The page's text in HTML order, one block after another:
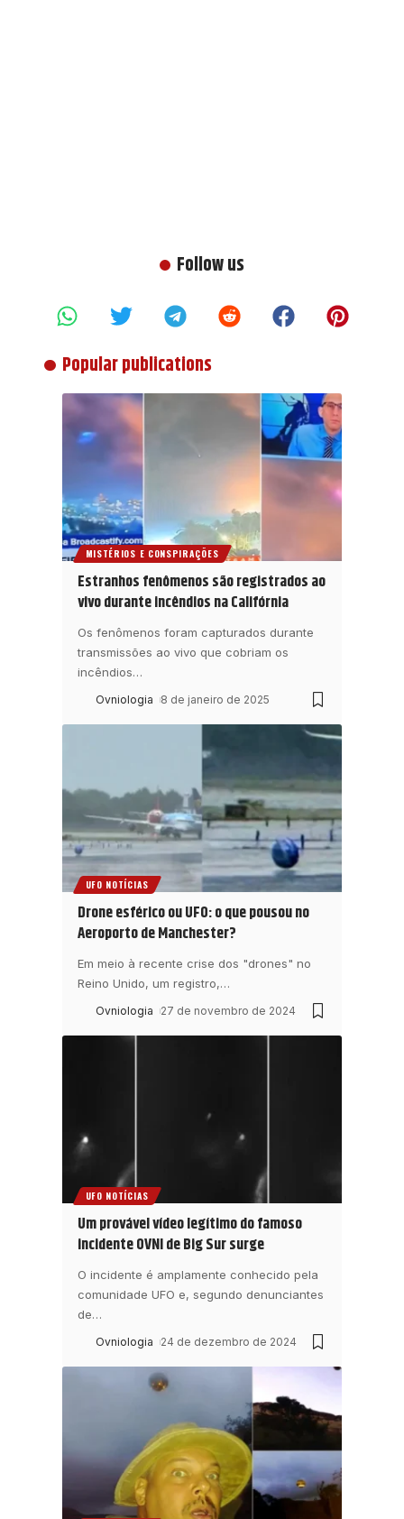
Follow us
Popular publications
MISTÉRIOS E CONSPIRAÇÕES
Estranhos fenômenos são registrados ao
vivo durante incêndios na Califórnia
Os fenômenos foram capturados durante
transmissões ao vivo que cobriam os
incêndios…
Ovniologia 8 de janeiro de 2025
UFO NOTÍCIAS
Drone esférico ou UFO: o que pousou no
Aeroporto de Manchester?
Em meio à recente crise dos "drones" no
Reino Unido, um registro,…
Ovniologia 27 de novembro de 2024
UFO NOTÍCIAS
Um provável vídeo legítimo do famoso
incidente OVNI de Big Sur surge
O incidente é amplamente conhecido pela
comunidade UFO e, segundo denunciantes
de…
Ovniologia 24 de dezembro de 2024